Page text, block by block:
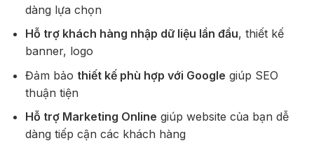
dàng lựa chọn
Hỗ trợ khách hàng nhập dữ liệu lần đầu, thiết kế
banner, logo
Đảm bảo thiết kế phù hợp với Google giúp SEO
thuận tiện
Hỗ trợ Marketing Online giúp website của bạn dễ
dàng tiếp cận các khách hàng